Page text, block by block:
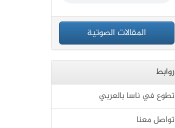
المقالات الصوتية
روابط
تطوع في ناسا بالعربي
تواصل معنا